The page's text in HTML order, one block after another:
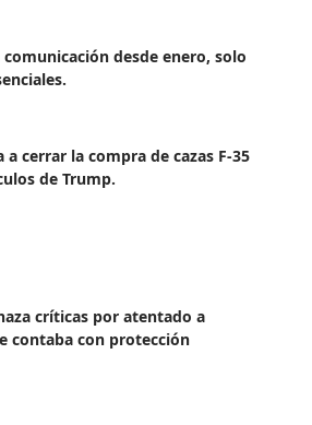
desde enero, solo
a cerrar la compra de cazas F-35
de Trump.
críticas por atentado a
contaba con protección